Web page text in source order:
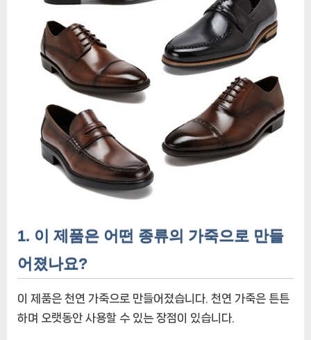
1. 이 제품은 어떤 종류의 가죽으로 만들
어졌나요?
이 제품은 천연 가죽으로 만들어졌습니다. 천연 가죽은 튼튼
하며 오랫동안 사용할 수 있는 장점이 있습니다.